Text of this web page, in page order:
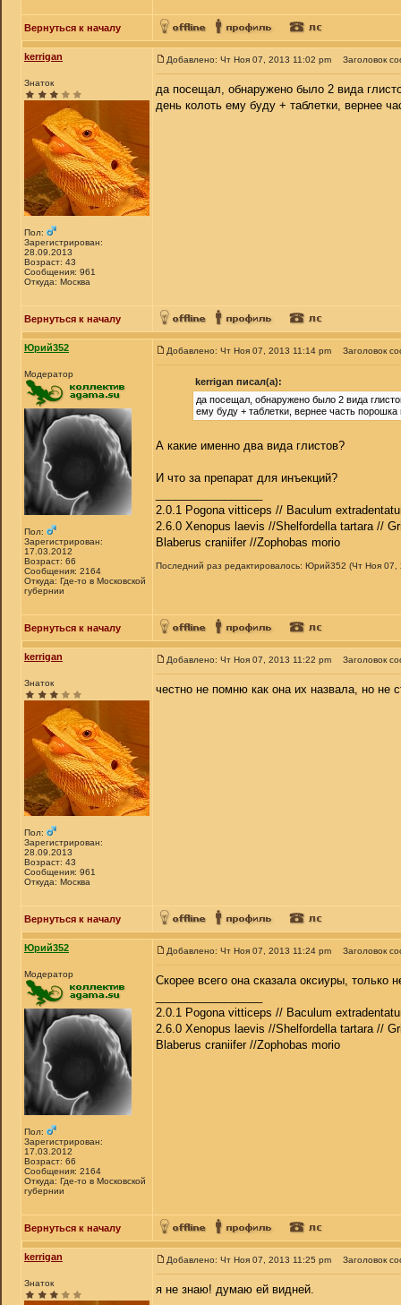
Вернуться к началу
kerrigan
Знаток
Пол:
Зарегистрирован:
28.09.2013
Возраст: 43
Сообщения: 961
Откуда: Москва
Добавлено: Чт Ноя 07, 2013 11:02 pm Заголовок
да посещал, обнаружено было 2 вида
день колоть ему буду + таблетки, вернее
Вернуться к началу
Юрий352
Модератор
Пол:
Зарегистрирован:
17.03.2012
Возраст: 66
Сообщения: 2164
Откуда: Где-то в Московской
губернии
Добавлено: Чт Ноя 07, 2013 11:14 pm Заголовок
kerrigan писал(а):
да посещал, обнаружено было 2 вида
ему буду + таблетки, вернее часть
А какие именно два вида глистов?
И что за препарат для инъекций?
2.0.1 Pogona vitticeps // Baculum
2.6.0 Xenopus laevis //Shelfordella tartara //
Blaberus craniifer //Zophobas morio
Последний раз редактировалось: Юрий352 (Чт Ноя 07,
Вернуться к началу
kerrigan
Знаток
Пол:
Зарегистрирован:
28.09.2013
Возраст: 43
Сообщения: 961
Откуда: Москва
Добавлено: Чт Ноя 07, 2013 11:22 pm Заголовок
честно не помню как она их назвала, но не
Вернуться к началу
Юрий352
Модератор
Пол:
Зарегистрирован:
17.03.2012
Возраст: 66
Сообщения: 2164
Откуда: Где-то в Московской
губернии
Добавлено: Чт Ноя 07, 2013 11:24 pm Заголовок
Скорее всего она сказала оксиуры, только
2.0.1 Pogona vitticeps // Baculum
2.6.0 Xenopus laevis //Shelfordella tartara //
Blaberus craniifer //Zophobas morio
Вернуться к началу
kerrigan
Знаток
Добавлено: Чт Ноя 07, 2013 11:25 pm Заголовок
я не знаю! думаю ей видней.